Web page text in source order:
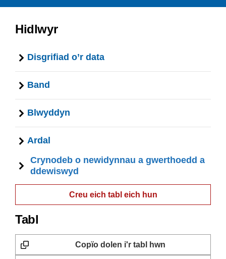
Hidlwyr
Disgrifiad o’r data
Band
Blwyddyn
Ardal
Crynodeb o newidynnau a gwerthoedd a
ddewiswyd
Creu eich tabl eich hun
Tabl
Copïo dolen i'r tabl hwn